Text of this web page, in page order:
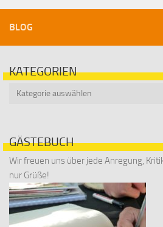
BLOG
KATEGORIEN
Kategorien
GÄSTEBUCH
Wir freuen uns über jede Anregung,
nur Grüße!